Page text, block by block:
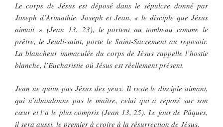
Le corps de Jésus est déposé dans le sépulcre donné par
Joseph d’Arimathie. Joseph et Jean, « le disciple que Jésus
aimait » (Jean 13, 23), le portent au tombeau comme le
prêtre, le Jeudi-saint, porte le Saint-Sacrement au reposoir.
La blancheur immaculée du corps de Jésus rappelle l’hostie
blanche, l’Eucharistie où Jésus est réellement présent.
Jean ne quitte pas Jésus des yeux. Il reste le disciple aimant,
qui n’abandonne pas le maître, celui qui a reposé sur son
cœur et l’a le plus compris (Jean 13, 25). Le jour de Pâques,
il sera aussi, le premier à croire à la résurrection de Jésus.